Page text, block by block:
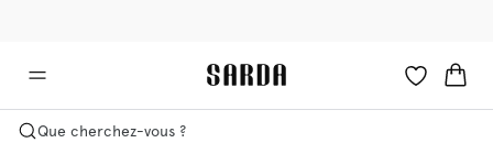
Que cherchez-vous ?